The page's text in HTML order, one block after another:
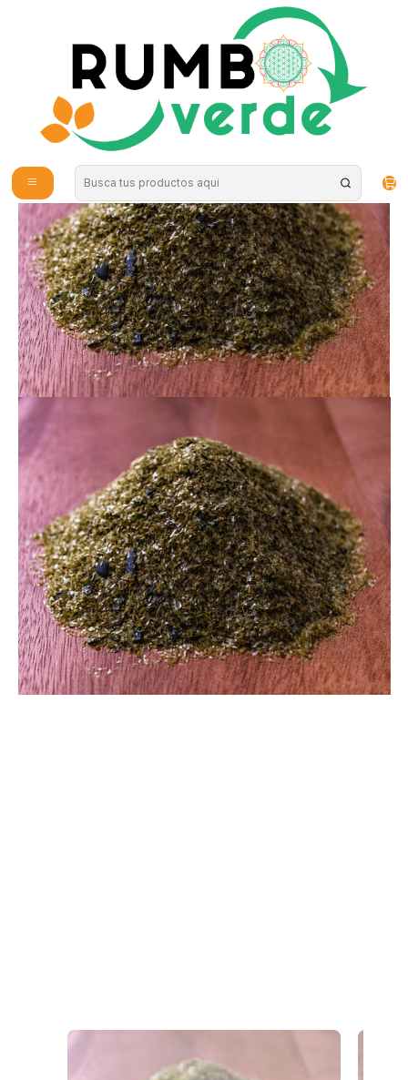
Envío gratis por compras sobre los 59.990 en la provincia de Santiago
Harinas y Mezclas
Seaweed - Harina de corazon cochayuyo 250g